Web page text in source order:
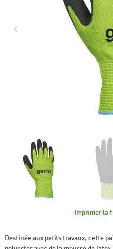
Précédent
keyboard_arrow_left
Imprimer la
Destinée aux petits travaux, cette